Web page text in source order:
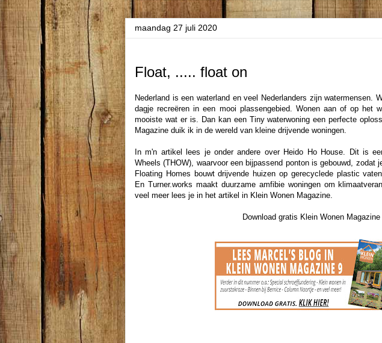
maandag 27 juli 2020
Float, ..... float on
Nederland is een waterland en veel Nederlanders zijn watermensen.
dagje recreëren in een mooi plassengebied. Wonen aan of op het
mooiste wat er is. Dan kan een Tiny waterwoning een perfecte
Magazine duik ik in de wereld van kleine drijvende woningen.
In m'n artikel lees je onder andere over Heido Ho House. Dit is
Wheels (THOW), waarvoor een bijpassend ponton is gebouwd, zodat
Floating Homes bouwt drijvende huizen op gerecyclede plastic
En Turner.works maakt duurzame amfibie woningen om
veel meer lees je in het artikel in Klein Wonen Magazine.
Download gratis Klein Wonen Magazine